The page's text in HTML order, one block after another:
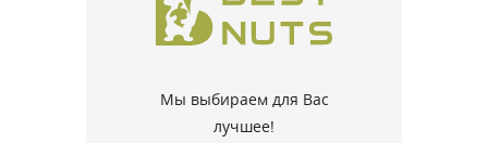
Мы выбираем для Вас
лучшее!